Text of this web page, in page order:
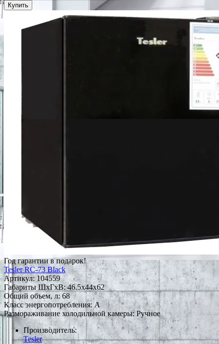
Купить
Год гарантии в подарок!
Tesler RC-73 Black
Артикул: 104559
Габариты ШxГxВ: 46.5x44x62
Общий объем, л: 68
Класс энергопотребления: A
Размораживание холодильной камеры: Ручное
Производитель:
Tesler